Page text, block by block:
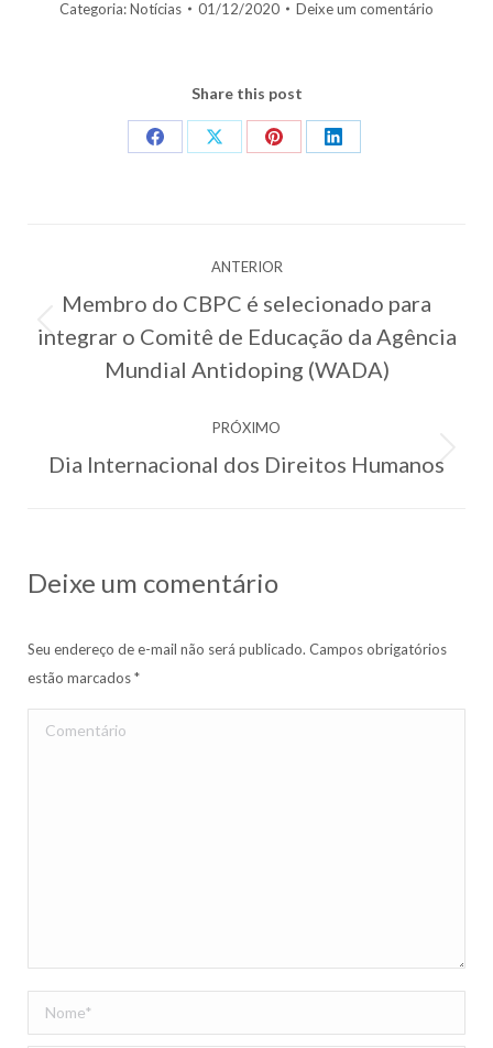
Categoria:Notícias 01/12/2020 Deixe um comentário
Share this post
Share
Share
Share
Share
de
post:
ANTERIOR
Post
anterior:
Membro do CBPC é selecionado para
integrar o Comitê de Educação da Agência
Mundial Antidoping (WADA)
PRÓXIMO
Próximo
Dia Internacional dos Direitos Humanos
Deixe um comentário
Seu endereço de e-mail não será publicado. Campos obrigatórios
estão marcados*
Comentário
Nome *